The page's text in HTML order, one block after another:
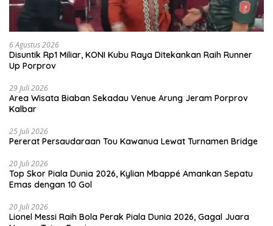
6 Agustus 2026
Disuntik Rp1 Miliar, KONI Kubu Raya Ditekankan Raih Runner
Up Porprov
29 Juli 2026
Area Wisata Biaban Sekadau Venue Arung Jeram Porprov
Kalbar
25 Juli 2026
Pererat Persaudaraan Tou Kawanua Lewat Turnamen Bridge
20 Juli 2026
Top Skor Piala Dunia 2026, Kylian Mbappé Amankan Sepatu
Emas dengan 10 Gol
20 Juli 2026
Lionel Messi Raih Bola Perak Piala Dunia 2026, Gagal Juara